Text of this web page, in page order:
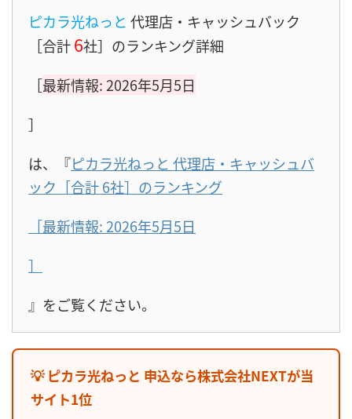
ピカラ光ねっと 代理店・キャッシュバック
［合計6社］のランキング詳細
［最新情報: 2026年5月5日
］
は、『ピカラ光ねっと 代理店・キャッシュバ
ック［合計 6社］のランキング
［最新情報: 2026年5月5日
］
』をご覧ください。
💡 ピカラ光ねっと 申込なら株式会社NEXTが当
サイト1位